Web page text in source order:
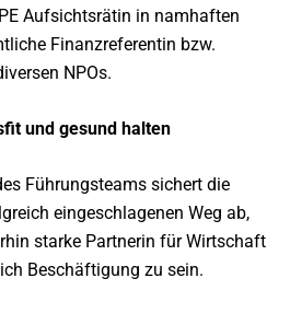
Aufsichtsrätin in namhaften
Finanzreferentin bzw.
NPOs.
und gesund halten
Führungsteams sichert die
eingeschlagenen Weg ab,
starke Partnerin für Wirtschaft
Beschäftigung zu sein.